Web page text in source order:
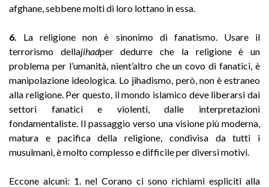
afghane, sebbene molti di loro lottano in essa.
6.
La religione non è sinonimo di fanatismo. Usare il
terrorismo dellajihadper dedurre che la religione è un
problema per l’umanità, nient’altro che un covo di fanatici, è
manipolazione ideologica. Lo jihadismo, però, non è estraneo
alla religione. Per questo, il mondo islamico deve liberarsi dai
settori fanatici e violenti, dalle interpretazioni
fondamentaliste. Il passaggio verso una visione più moderna,
matura e pacifica della religione, condivisa da tutti i
musulmani, è molto complesso e difficile per diversi motivi.
Eccone alcuni: 1. nel Corano ci sono richiami espliciti alla